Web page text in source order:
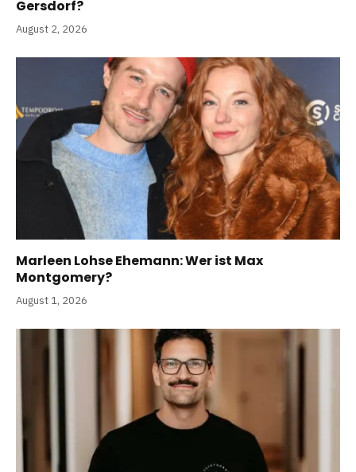
Gersdorf?
August 2, 2026
Marleen Lohse Ehemann: Wer ist Max
Montgomery?
August 1, 2026